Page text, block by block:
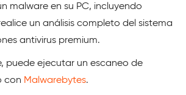
malware en su PC, incluyendo
un análisis completo del sistema
antivirus premium.
puede ejecutar un escaneo de
con Malwarebytes.